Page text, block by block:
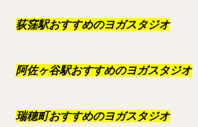
荻窪駅おすすめのヨガスタジオ
阿佐ヶ谷駅おすすめのヨガスタジオ
瑞穂町おすすめのヨガスタジオ